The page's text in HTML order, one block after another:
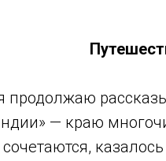
продолжаю
— краю
сочетаются,